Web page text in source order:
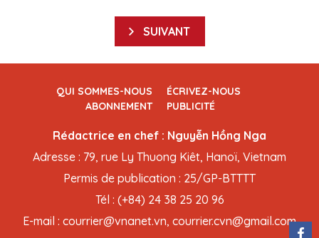
SUIVANT
QUI SOMMES-NOUS
ÉCRIVEZ-NOUS
ABONNEMENT
PUBLICITÉ
Rédactrice en chef : Nguyễn Hồng Nga
Adresse : 79, rue Ly Thuong Kiêt, Hanoï, Vietnam
Permis de publication : 25/GP-BTTTT
Tél : (+84) 24 38 25 20 96
E-mail : courrier@vnanet.vn, courrier.cvn@gmail.com